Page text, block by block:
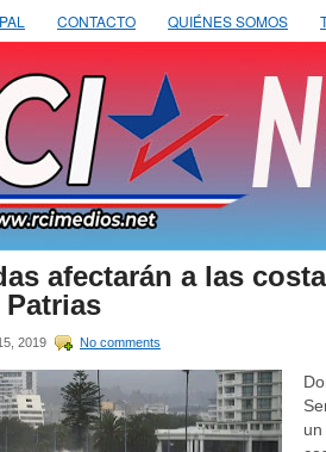
CONTACTO QUIÉNES SOMOS
afectarán a las
Patrias
2019 No comments